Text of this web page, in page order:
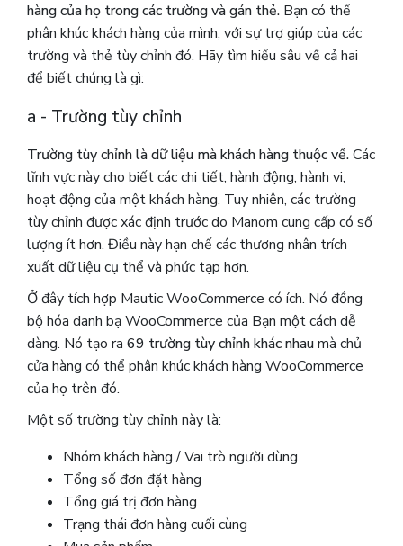
hàng của họ trong các trường và gán thẻ. Bạn có thể
phân khúc khách hàng của mình, với sự trợ giúp của các
trường và thẻ tùy chỉnh đó. Hãy tìm hiểu sâu về cả hai
để biết chúng là gì:
a - Trường tùy chỉnh
Trường tùy chỉnh là dữ liệu mà khách hàng thuộc về.Các
lĩnh vực này cho biết các chi tiết, hành động, hành vi,
hoạt động của một khách hàng. Tuy nhiên, các trường
tùy chỉnh được xác định trước do Manom ​​cung cấp có số
lượng ít hơn. Điều này hạn chế các thương nhân trích
xuất dữ liệu cụ thể và phức tạp hơn.
Ở đây tích hợp Mautic ​​WooCommerce có ích. Nó đồng
bộ hóa danh bạ WooCommerce của Bạn một cách dễ
dàng. Nó tạo ra69 trường tùy chỉnh khác nhaumà chủ
cửa hàng có thể phân khúc khách hàng WooCommerce
của họ trên đó.
Một số trường tùy chỉnh này là:
Nhóm khách hàng / Vai trò người dùng
Tổng số đơn đặt hàng
Tổng giá trị đơn hàng
Trạng thái đơn hàng cuối cùng